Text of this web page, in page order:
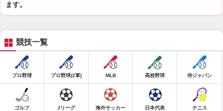
ます。
競技一覧
プロ野球 プロ野球(2軍) MLB 高校野球 侍ジャパン
ゴルフ Jリーグ 海外サッカー 日本代表 テニス